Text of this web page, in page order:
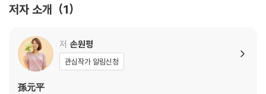
저자 소개 1
저 손원평
관심작가 알림신청
孫元平